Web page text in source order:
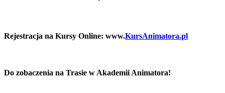
Rejestracja na Kursy Online: www.KursAnimatora.pl
Do zobaczenia na Trasie w Akademii Animatora!